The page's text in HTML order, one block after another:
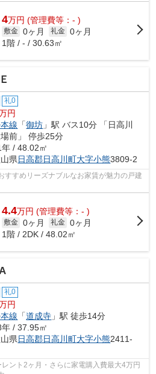
4万円 (管理費等：- )
敷金 0ヶ月 礼金 0ヶ月
1階 / - / 30.63㎡
礼0
円
線 「御坊 」駅 バス10分 「日高川
前」 停歩25分
/ 48.02㎡
県日高郡日高川町大字小熊3809-2
すすめリーズナブルなお家賃が魅力の戸建
4.4万円 (管理費等：- )
敷金 0ヶ月 礼金 0ヶ月
1階 / 2DK / 48.02㎡
礼0
円
線 「道成寺 」駅 徒歩14分
/ 37.95㎡
県日高郡日高川町大字小熊2411-
ント2ヶ月・さらに家電購入費最大4万円